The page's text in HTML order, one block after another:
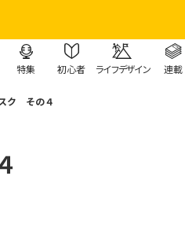
特集 初心者 ライフデザイン 連載
ク その４